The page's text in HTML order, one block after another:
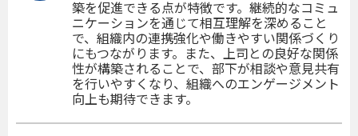
築を促進できる点が特徴です。継続的なコミュ
ニケーションを通じて相互理解を深めること
で、組織内の連携強化や働きやすい関係づくり
にもつながります。また、上司との良好な関係
性が構築されることで、部下が相談や意見共有
を行いやすくなり、組織へのエンゲージメント
向上も期待できます。